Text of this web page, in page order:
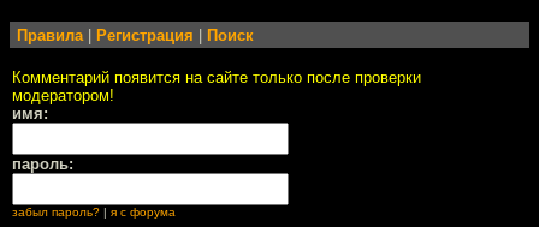
Правила | Регистрация | Поиск
Комментарий появится на сайте только после проверки
модератором!
имя:
пароль:
забыл пароль? | я с форума